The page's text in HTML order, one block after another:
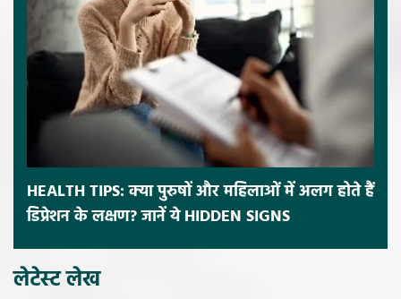
HEALTH TIPS: क्या पुरुषों और महिलाओं में अलग होते हैं
डिप्रेशन के लक्षण? जानें ये HIDDEN SIGNS
लेटेस्ट लेख